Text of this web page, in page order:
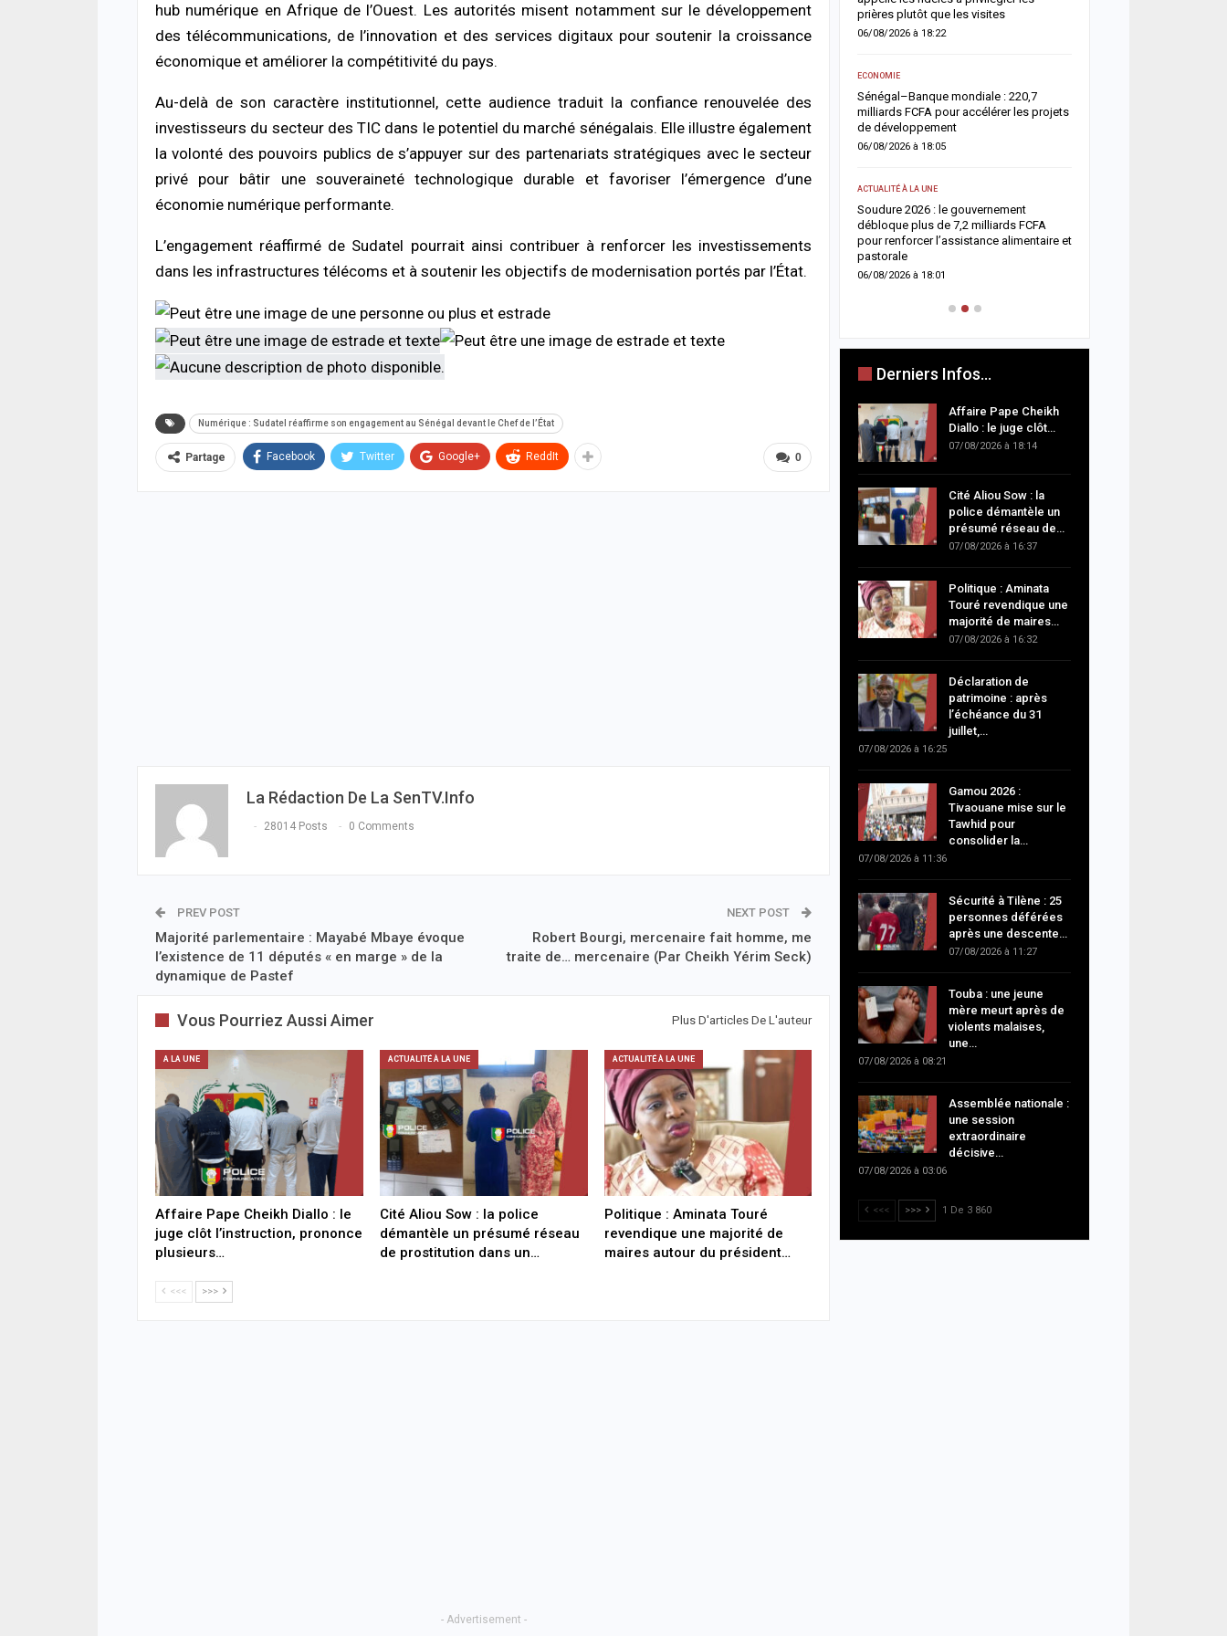
hub numérique en Afrique de l’Ouest. Les autorités misent notamment sur le développement
des télécommunications, de l’innovation et des services digitaux pour soutenir la croissance
économique et améliorer la compétitivité du pays.
Au-delà de son caractère institutionnel, cette audience traduit la confiance renouvelée des
investisseurs du secteur des TIC dans le potentiel du marché sénégalais. Elle illustre également
la volonté des pouvoirs publics de s’appuyer sur des partenariats stratégiques avec le secteur
privé pour bâtir une souveraineté technologique durable et favoriser l’émergence d’une
économie numérique performante.
L’engagement réaffirmé de Sudatel pourrait ainsi contribuer à renforcer les investissements
dans les infrastructures télécoms et à soutenir les objectifs de modernisation portés par l’État.
Numérique : Sudatel réaffirme son engagement au Sénégal devant le Chef de l’État
0
Partage Facebook Twitter Google+ ReddIt
La Rédaction De La SenTV.info
28014 Posts 0 Comments
PREV POST
Majorité parlementaire : Mayabé Mbaye évoque
l’existence de 11 députés « en marge » de la
dynamique de Pastef
NEXT POST
Robert Bourgi, mercenaire fait homme, me
traite de… mercenaire (Par Cheikh Yérim Seck)
Vous Pourriez Aussi Aimer Plus D'articles De L'auteur
A LA UNE
Affaire Pape Cheikh Diallo : le
juge clôt l’instruction, prononce
plusieurs…
ACTUALITÉ À LA UNE
Cité Aliou Sow : la police
démantèle un présumé réseau
de prostitution dans un…
ACTUALITÉ À LA UNE
Politique : Aminata Touré
revendique une majorité de
maires autour du président…
<<< >>>
- Advertisement -
Offense au chef de l’État : trois
condamnés à des peines de prison
ferme
05/08/2026 à 16:13
ACTUALITÉ À LA UNE
ministère de la Justice réforme les
05/08/2026 à 13:23
ACTUALITÉ À LA UNE
d’empoisonnement au cœur de
l’enquête
07/08/2026 à 08:21
ACTUALITÉ À LA UNE
07/08/2026 à 03:06
prières plutôt que les visites
06/08/2026 à 18:22
ECONOMIE
Sénégal–Banque mondiale : 220,7
milliards FCFA pour accélérer les projets
de développement
06/08/2026 à 18:05
ACTUALITÉ À LA UNE
Soudure 2026 : le gouvernement
débloque plus de 7,2 milliards FCFA
pour renforcer l’assistance alimentaire et
pastorale
06/08/2026 à 18:01
Derniers Infos...
Affaire Pape Cheikh
Diallo : le juge clôt…
07/08/2026 à 18:14
Cité Aliou Sow : la
police démantèle un
présumé réseau de…
07/08/2026 à 16:37
Politique : Aminata
Touré revendique une
majorité de maires…
07/08/2026 à 16:32
Déclaration de
patrimoine : après
l’échéance du 31
juillet,…
07/08/2026 à 16:25
Gamou 2026 :
Tivaouane mise sur le
Tawhid pour
consolider la…
07/08/2026 à 11:36
Sécurité à Tilène : 25
personnes déférées
après une descente…
07/08/2026 à 11:27
Touba : une jeune
mère meurt après de
violents malaises,
une…
07/08/2026 à 08:21
Assemblée nationale :
une session
extraordinaire
décisive…
07/08/2026 à 03:06
<<< >>> 1 De 3 860